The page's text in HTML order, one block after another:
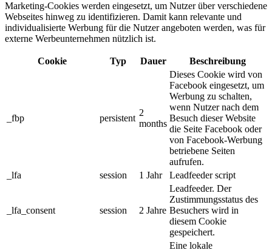
Marketing-Cookies werden eingesetzt, um Nutzer über verschiedene
Webseites hinweg zu identifizieren. Damit kann relevante und
individualisierte Werbung für die Nutzer angeboten werden, was für
externe Werbeunternehmen nützlich ist.
Cookie Typ Dauer Beschreibung
_fbp persistent
2
months
Dieses Cookie wird von
Facebook eingesetzt, um
Werbung zu schalten,
wenn Nutzer nach dem
Besuch dieser Website
die Seite Facebook oder
von Facebook-Werbung
betriebene Seiten
aufrufen.
_lfa
session 1 Jahr Leadfeeder script
_lfa_consent session 2 Jahre
Leadfeeder. Der
Zustimmungsstatus des
Besuchers wird in
diesem Cookie
gespeichert.
Eine lokale